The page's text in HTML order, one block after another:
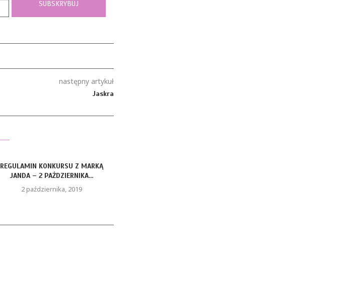
następny artykuł
Jaskra
REGULAMIN KONKURSU Z MARKĄ
JANDA – 2 PAŹDZIERNIKA...
2 października, 2019